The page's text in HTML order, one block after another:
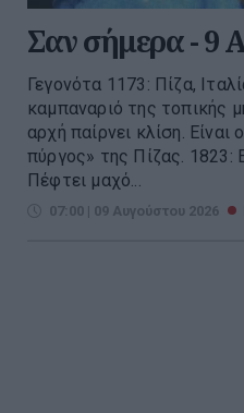
Σαν σήμερα - 9
Γεγονότα 1173: Πίζα,
καμπαναριό της τοπικής
αρχή παίρνει κλίση.
πύργος» της Πίζας. 1823:
Πέφτει μαχό...
07:00 | 09 Αυγούστου 2026